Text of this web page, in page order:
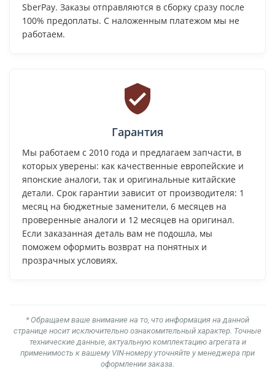
SberPay. Заказы отправляются в сборку сразу после
100% предоплаты. С наложенным платежом мы не
работаем.
Гарантия
Мы работаем с 2010 года и предлагаем запчасти, в
которых уверены: как качественные европейские и
японские аналоги, так и оригинальные китайские
детали. Срок гарантии зависит от производителя: 1
месяц на бюджетные заменители, 6 месяцев на
проверенные аналоги и 12 месяцев на оригинал.
Если заказанная деталь вам не подошла, мы
поможем оформить возврат на понятных и
прозрачных условиях.
* Обращаем ваше внимание на то, что информация на данной
странице носит исключительно ознакомительный характер. Точные
технические данные, актуальную комплектацию агрегата и
применимость к вашему VIN-номеру уточняйте у менеджера при
оформлении заказа.